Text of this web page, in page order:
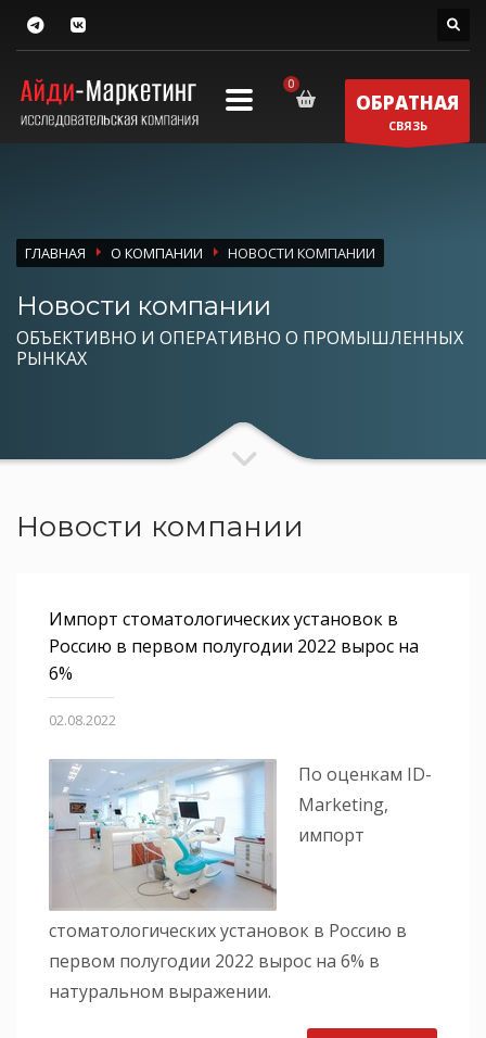
ОБРАТНАЯ
СВЯЗЬ
ГЛАВНАЯ О КОМПАНИИ НОВОСТИ КОМПАНИИ
Новости компании
ОБЪЕКТИВНО И ОПЕРАТИВНО О ПРОМЫШЛЕННЫХ
РЫНКАХ
Новости компании
Импорт стоматологических установок в
Россию в первом полугодии 2022 вырос на
6%
02.08.2022
По оценкам ID-
Marketing,
импорт
стоматологических установок в Россию в
первом полугодии 2022 вырос на 6% в
натуральном выражении.